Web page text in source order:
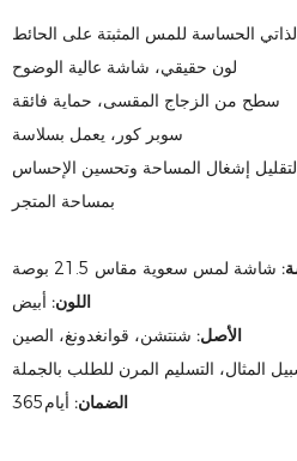
لون حقيقي، شاشة عالية الوضوح
سطح من الزجاج المقسى، حماية فائقة
سوبر كور، يعمل بسلاسة
إشغال المساحة وتحسين الإحساس
بمساحة المتجر
اللون: أبيض
الأصل: شنتشن، قوانغدونغ، الصين
الضمان: أيام365